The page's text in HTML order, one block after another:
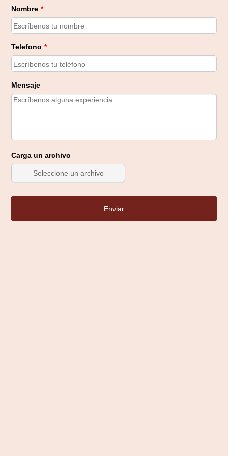
Nombre *
Telefono *
Mensaje
Carga un archivo
Seleccione un archivo
Enviar